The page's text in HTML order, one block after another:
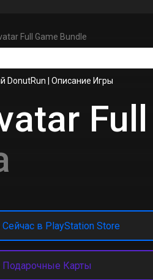
Full Game Bundle
DonutRun Описание Игры
Сейчас в PlayStation Store
Подарочные Карты